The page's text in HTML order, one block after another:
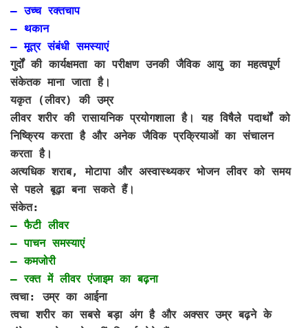
– उच्च रक्तचाप
– थकान
– मूत्र संबंधी समस्याएं
गुर्दों की कार्यक्षमता का परीक्षण उनकी जैविक आयु का महत्वपूर्ण
संकेतक माना जाता है।
यकृत (लीवर) की उम्र
लीवर शरीर की रासायनिक प्रयोगशाला है। यह विषैले पदार्थों को
निष्क्रिय करता है और अनेक जैविक प्रक्रियाओं का संचालन
करता है।
अत्यधिक शराब, मोटापा और अस्वास्थ्यकर भोजन लीवर को समय
से पहले बूढ़ा बना सकते हैं।
संकेत:
– फैटी लीवर
– पाचन समस्याएं
– कमजोरी
– रक्त में लीवर एंजाइम का बढ़ना
त्वचा: उम्र का आईना
त्वचा शरीर का सबसे बड़ा अंग है और अक्सर उम्र बढ़ने के